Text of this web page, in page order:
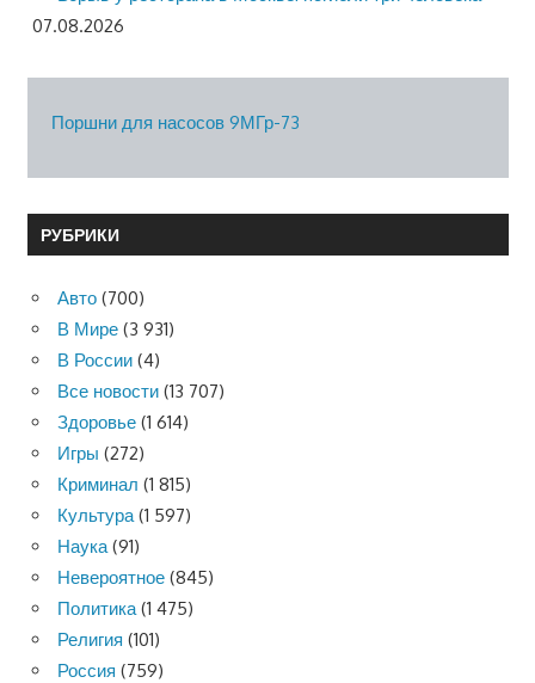
07.08.2026
Поршни для насосов 9МГр-73
РУБРИКИ
Авто (700)
В Мире (3 931)
В России (4)
Все новости (13 707)
Здоровье (1 614)
Игры (272)
Криминал (1 815)
Культура (1 597)
Наука (91)
Невероятное (845)
Политика (1 475)
Религия (101)
Россия (759)